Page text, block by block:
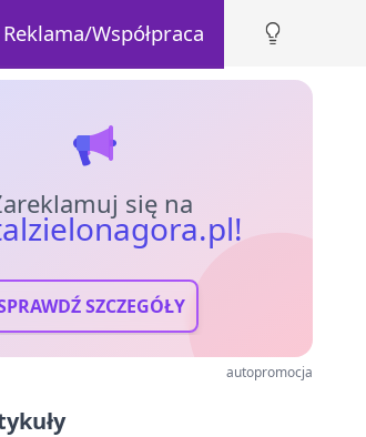
Reklama/Współpraca
się na
SZCZEGÓŁY
autopromocja